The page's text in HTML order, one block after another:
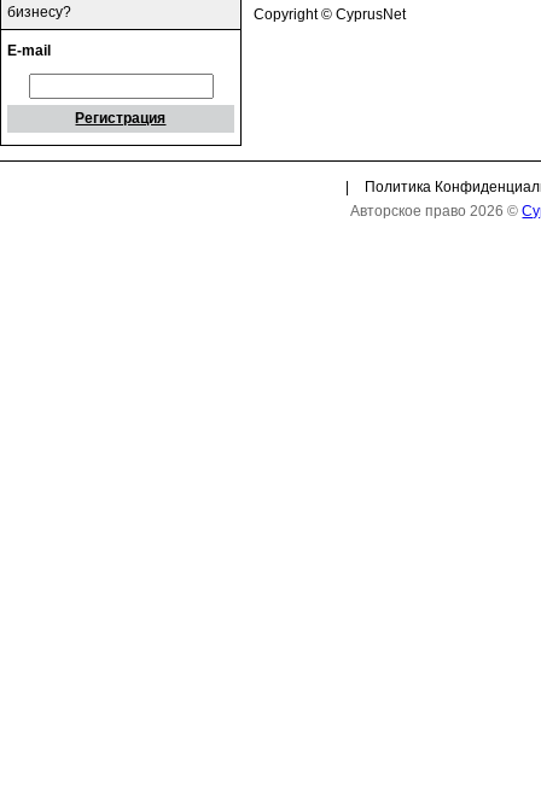
бизнесу?
E-mail
Регистрация
Copyright © CyprusNet
Политика
Авторское право 2026 ©